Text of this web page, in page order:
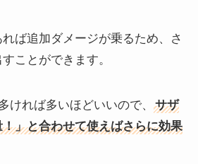
ば追加ダメージが乗るため、さ
ことができます。
ければ多いほどいいので、
サザ
」と合わせて使えばさらに効果